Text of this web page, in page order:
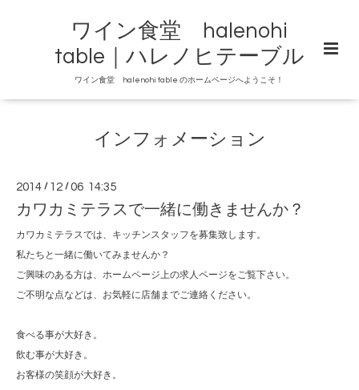
ワイン食堂 halenohi
table｜ハレノヒテーブル
ワイン食堂 halenohi table のホームページへようこそ！
インフォメーション
2014 / 12 /06 14:35
カワカミテラスで一緒に働きませんか？
カワカミテラスでは、キッチンスタッフを募集致します。
私たちと一緒に働いてみませんか？
ご興味のある方は、ホームページ上の求人ページをご覧下さい。
ご不明な点などは、お気軽に店舗までご連絡ください。
食べる事が大好き。
飲む事が大好き。
お客様の笑顔が大好き。